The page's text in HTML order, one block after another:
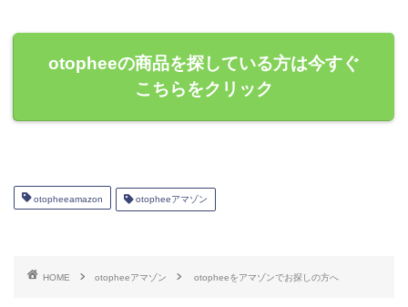
otopheeの商品を探している方は今すぐ
こちらをクリック
otopheeamazon otopheeアマゾン
HOME otopheeアマゾン otopheeをアマゾンでお探しの方へ